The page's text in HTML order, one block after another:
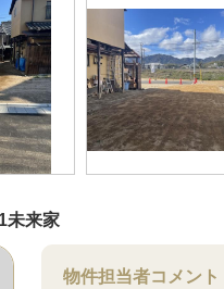
未来家
物件担当者コメント